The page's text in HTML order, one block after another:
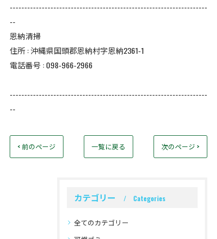
--------------------------------------------------------------------
--
恩納清掃
住所 : 沖縄県国頭郡恩納村字恩納2361-1
電話番号 : 098-966-2966
--------------------------------------------------------------------
--
< 前のページ 一覧に戻る 次のページ >
カテゴリー Categories
全てのカテゴリー